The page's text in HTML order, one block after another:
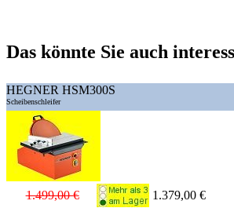
Das könnte Sie auch
HEGNER HSM300S
Scheibenschleifer
1.499,00 €
1.379,00 €